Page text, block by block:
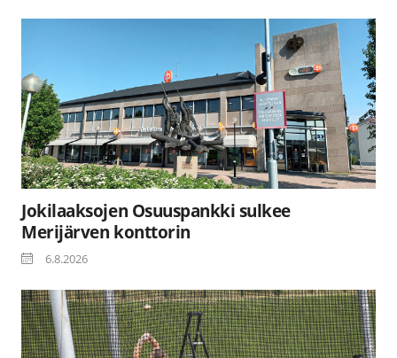
Jokilaaksojen Osuuspankki sulkee
Merijärven konttorin
6.8.2026